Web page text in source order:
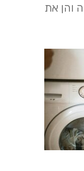
והן את